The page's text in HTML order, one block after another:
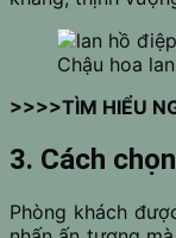
Chậu hoa
>>>>TÌM HIỂU
3. Cách
Phòng khách